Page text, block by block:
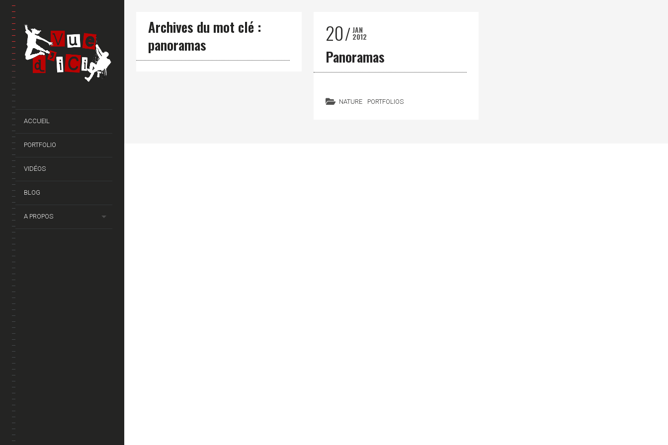
ACCUEIL
PORTFOLIO
VIDÉOS
BLOG
A PROPOS
Archives du mot clé :
panoramas
20 JAN
2012
Panoramas
NATURE PORTFOLIOS